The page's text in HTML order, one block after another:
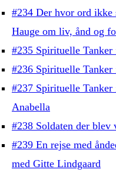
#234 Der hvor ord ikke
Hauge om liv, ånd og
#235 Spirituelle
#236 Spirituelle
#237 Spirituelle Tanker
Anabella
#238 Soldaten der blev
#239 En rejse med
med Gitte Lindgaard